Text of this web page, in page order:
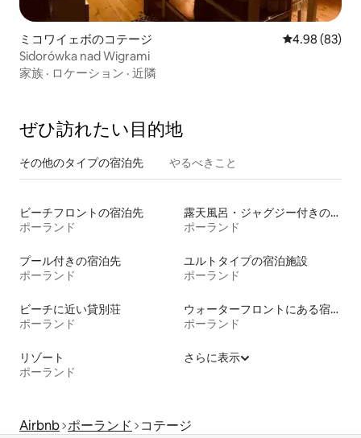
ミコワイェボのコテージ レビュー83
4.98 (83)
Sidorówka nad Wigrami
家族 · ロケーション · 近隣
ぜひ訪⁠れ⁠た⁠い目⁠的⁠地
その他のタ⁠イ⁠プ⁠の宿⁠泊⁠先 やるべきこと
ビーチフロントの宿泊先
ポーランド
露天風呂・ジャグジー付きの宿泊施設
ポーランド
プール付きの宿泊先
ポーランド
ユルトタイプの宿泊施設
ポーランド
ビーチに近い貸別荘
ポーランド
ウォーターフロントにある宿泊施設
ポーランド
リゾート
ポーランド
さらに表示
Airbnb ポーランド コテージ